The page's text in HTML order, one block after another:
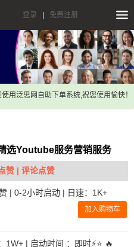
登录 免费注册
泛思网自助下单系统,祝您使用愉快！
选Youtube服务营销服务
赞 | 评论点赞
| 0-2小时启动 | 日速：1K+
加入购物车
| 启动时间 ：即时⚡️⭐ 🔥